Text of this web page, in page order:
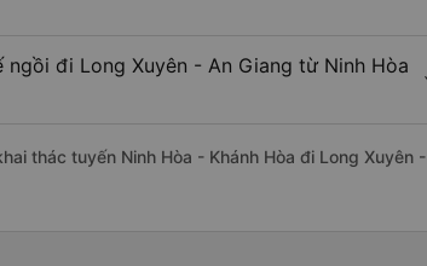
đi Long Xuyên - An Giang từ Ninh Hòa
thác tuyến Ninh Hòa - Khánh Hòa đi Long Xuyên -